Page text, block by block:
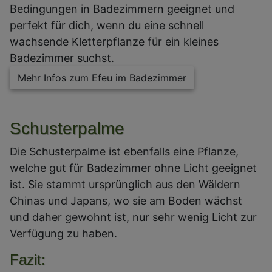
Bedingungen in Badezimmern geeignet und
perfekt für dich, wenn du eine schnell
wachsende Kletterpflanze für ein kleines
Badezimmer suchst.
Mehr Infos zum Efeu im Badezimmer
Schusterpalme
Die Schusterpalme ist ebenfalls eine Pflanze,
welche gut für Badezimmer ohne Licht geeignet
ist. Sie stammt ursprünglich aus den Wäldern
Chinas und Japans, wo sie am Boden wächst
und daher gewohnt ist, nur sehr wenig Licht zur
Verfügung zu haben.
Fazit: